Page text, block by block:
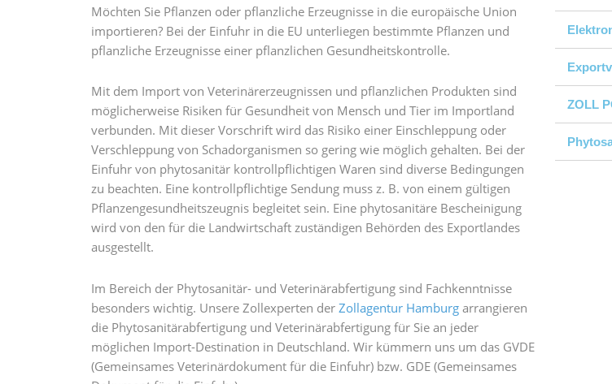
Möchten Sie Pflanzen oder pflanzliche Erzeugnisse in die europäische Union
importieren? Bei der Einfuhr in die EU unterliegen bestimmte Pflanzen und
pflanzliche Erzeugnisse einer pflanzlichen Gesundheitskontrolle.
Mit dem Import von Veterinärerzeugnissen und pflanzlichen Produkten sind
möglicherweise Risiken für Gesundheit von Mensch und Tier im Importland
verbunden. Mit dieser Vorschrift wird das Risiko einer Einschleppung oder
Verschleppung von Schadorganismen so gering wie möglich gehalten. Bei der
Einfuhr von phytosanitär kontrollpflichtigen Waren sind diverse Bedingungen
zu beachten. Eine kontrollpflichtige Sendung muss z. B. von einem gültigen
Pflanzengesundheitszeugnis begleitet sein. Eine phytosanitäre Bescheinigung
wird von den für die Landwirtschaft zuständigen Behörden des Exportlandes
ausgestellt.
Im Bereich der Phytosanitär- und Veterinärabfertigung sind Fachkenntnisse
besonders wichtig. Unsere Zollexperten der Zollagentur Hamburg arrangieren
die Phytosanitärabfertigung und Veterinärabfertigung für Sie an jeder
möglichen Import-Destination in Deutschland. Wir kümmern uns um das GVDE
(Gemeinsames Veterinärdokument für die Einfuhr) bzw. GDE (Gemeinsames
ZOLL